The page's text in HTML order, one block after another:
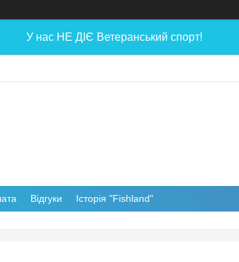
У нас НЕ ДІЄ Ветеранський спорт!
Відгуки Історія "Fishland"